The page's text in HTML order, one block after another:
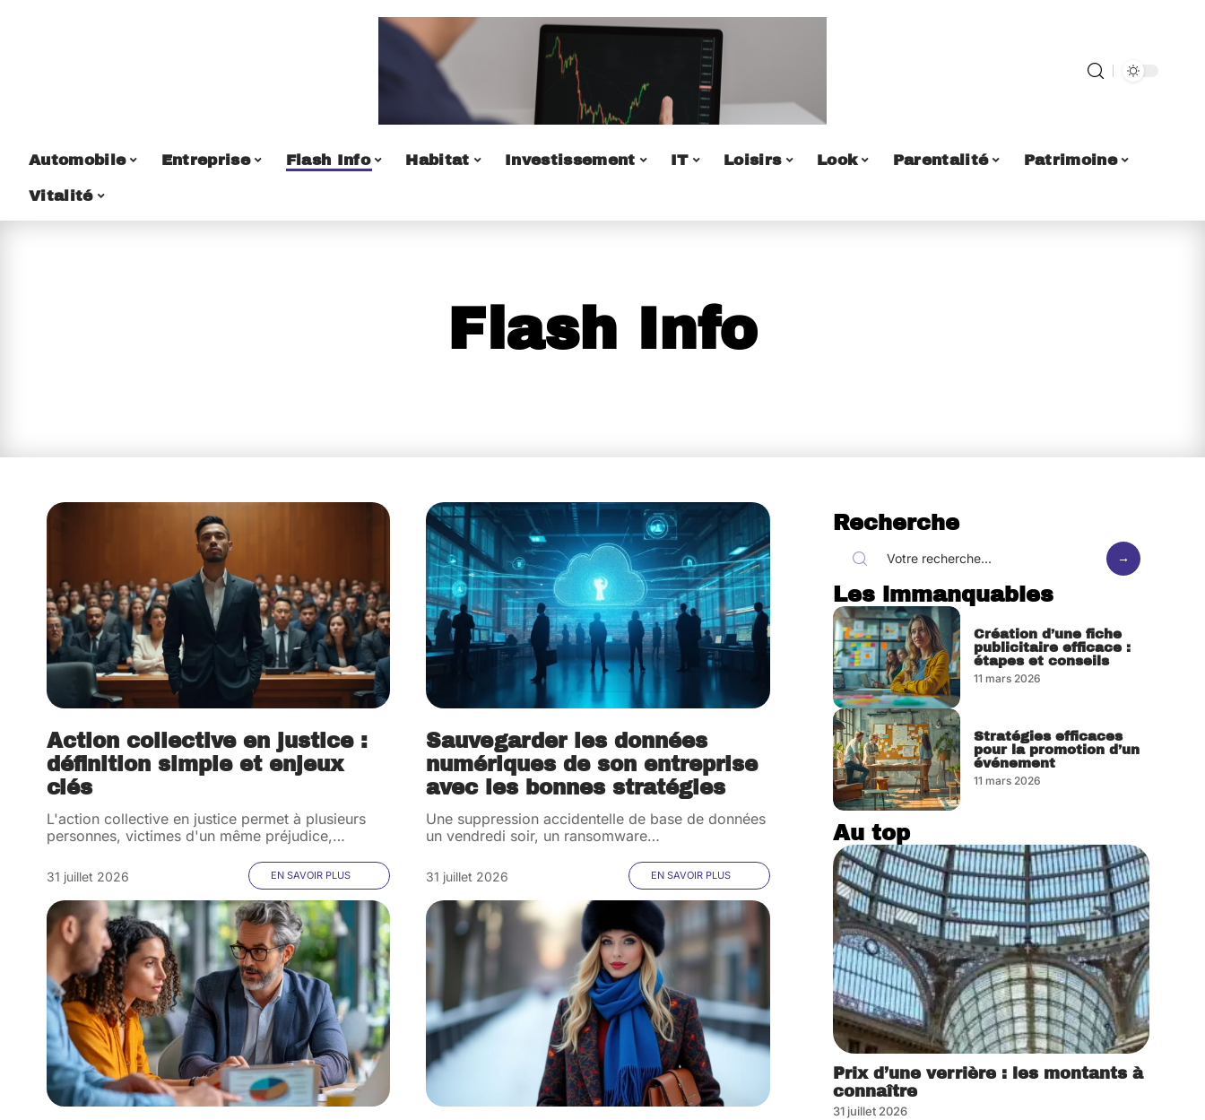
Automobile Entreprise Flash Info Habitat Investissement IT Loisirs Look Parentalité Patrimoine
Vitalité
Flash Info
Action collective en justice :
définition simple et enjeux
clés
L'action collective en justice permet à plusieurs
personnes, victimes d'un même préjudice,…
31 juillet 2026 EN SAVOIR PLUS
Sauvegarder les données
numériques de son entreprise
avec les bonnes stratégies
Une suppression accidentelle de base de données
un vendredi soir, un ransomware…
31 juillet 2026 EN SAVOIR PLUS
Recherche
Les immanquables
Création d’une fiche
publicitaire efficace :
étapes et conseils
11 mars 2026
Stratégies efficaces
pour la promotion d’un
événement
11 mars 2026
Au top
Prix d’une verrière : les montants à
connaître
31 juillet 2026